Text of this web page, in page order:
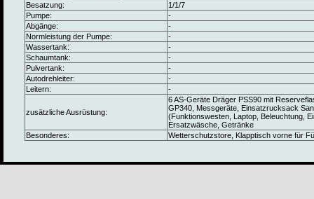
Besatzung:
1/1/7
Pumpe:
-
Abgänge:
-
Normleistung der Pumpe:
-
Wassertank:
-
Schaumtank:
-
Pulvertank:
-
Autodrehleiter:
-
Leitern:
-
zusätzliche Ausrüstung:
6 AS-Geräte Dräger PSS90 mit
GP340, Messgeräte, Einsatzrucksack
(Funktionswesten, Laptop, Beleuchtung,
Ersatzwäsche, Getränke
Besonderes:
Wetterschutzstore, Klapptisch vorne für